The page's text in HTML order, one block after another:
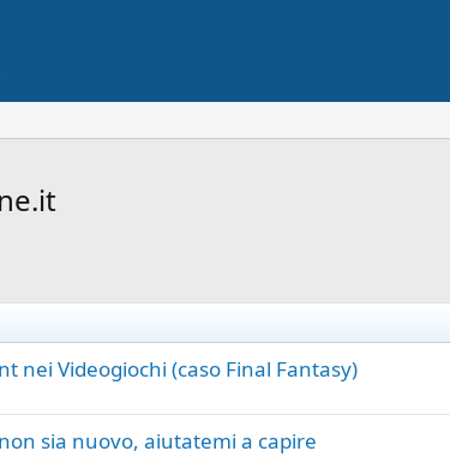
nei Videogiochi (caso Final Fantasy)
sia nuovo, aiutatemi a capire